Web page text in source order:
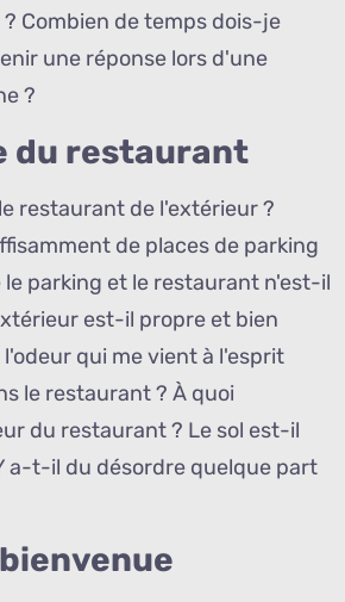
Combien de temps dois-je
une réponse lors d'une
?
du restaurant
restaurant de l'extérieur ?
de places de parking
parking et le restaurant n'est-il
est-il propre et bien
l'odeur qui me vient à l'esprit
le restaurant ? À quoi
du restaurant ? Le sol est-il
a-t-il du désordre quelque part